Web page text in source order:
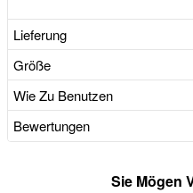
Lieferung
Größe
Wie Zu Benutzen
Bewertungen
Sie Mögen